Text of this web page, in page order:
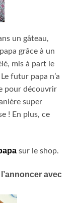
un gâteau,
grâce à un
mis à part le
futur papa n’a
pour découvrir
super
! En plus, ce
sur le shop.
avec